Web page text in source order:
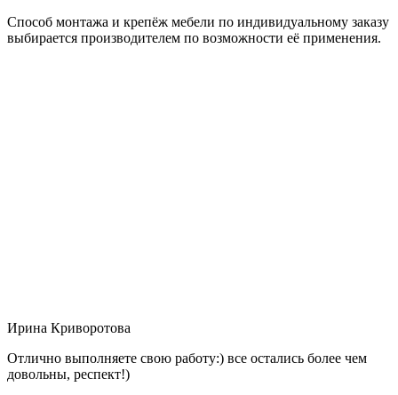
Способ монтажа и крепёж мебели по индивидуальному заказу
выбирается производителем по возможности её применения.
Ирина Криворотова
Отлично выполняете свою работу:) все остались более чем
довольны, респект!)